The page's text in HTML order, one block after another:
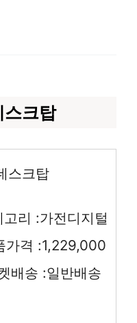
스크탑
스크탑
고리 :가전디지털
가격 :1,229,000
배송 :일반배송